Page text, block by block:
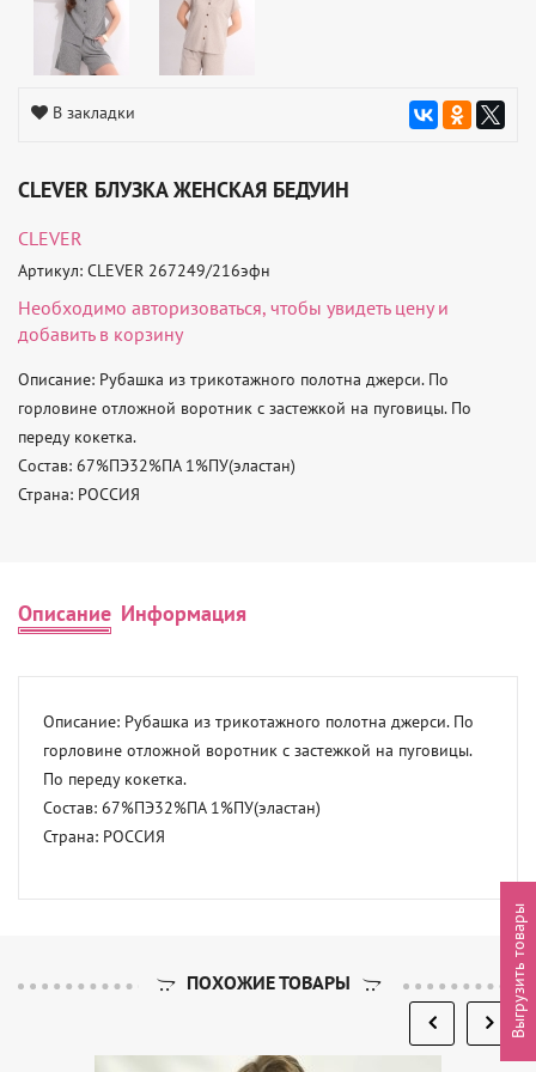
В закладки
CLEVER БЛУЗКА ЖЕНСКАЯ БЕДУИН
CLEVER
Артикул: CLEVER 267249/216эфн
Необходимо авторизоваться, чтобы увидеть цену и
добавить в корзину
Описание: Рубашка из трикотажного полотна джерси. По
горловине отложной воротник с застежкой на пуговицы. По
переду кокетка.
Состав: 67%ПЭ32%ПА 1%ПУ(эластан)
Страна: РОССИЯ
Описание Информация
Описание: Рубашка из трикотажного полотна джерси. По
горловине отложной воротник с застежкой на пуговицы.
По переду кокетка.
Состав: 67%ПЭ32%ПА 1%ПУ(эластан)
Страна: РОССИЯ
ПОХОЖИЕ ТОВАРЫ Выгрузить товары